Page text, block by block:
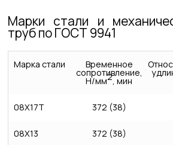
Марки стали и
труб по ГОСТ 9941
Марка стали Временное
сопротивление,
Н/мм2, мин
08X17Т 372 (38)
08X13 372 (38)